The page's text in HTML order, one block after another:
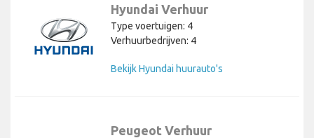
Hyundai Verhuur
Type voertuigen: 4
Verhuurbedrijven: 4
Bekijk Hyundai huurauto's
Peugeot Verhuur